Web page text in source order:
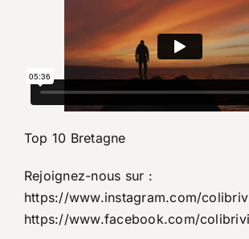
Top 10 Bretagne
Rejoignez-nous sur :
https://www.instagram.com/
https://www.facebook.com/